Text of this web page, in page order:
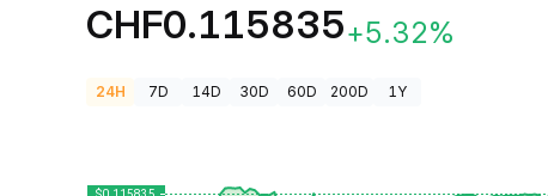
CHF0.115835+5.32%
24H 7D 14D 30D 60D 200D 1Y